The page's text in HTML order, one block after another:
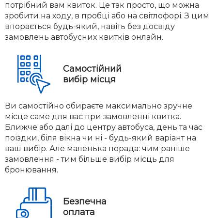
потрібний вам квиток. Це так просто, що можна
зробити на ходу, в пробці або на світлофорі. З цим
впорається будь-який, навіть без досвіду
замовлень автобусних квитків онлайн.
Самостійний
вибір місця
Ви самостійно обираєте максимально зручне
місце саме для вас при замовленні квитка.
Ближче або далі до центру автобуса, день та час
поїздки, біля вікна чи ні - будь-який варіант на
ваш вибір. Але маленька порада: чим раніше
замовлення - тим більше вибір місць для
бронювання.
Безпечна
оплата